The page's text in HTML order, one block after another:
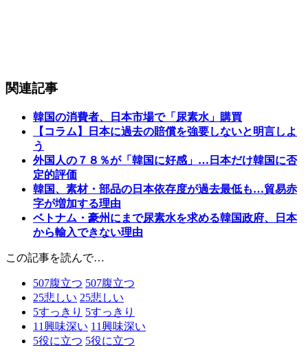
関連記事
韓国の消費者、日本市場で「尿素水」購買
【コラム】日本に過去の賠償を強要しないと明言しよ
う
外国人の７８％が「韓国に好感」…日本だけ韓国に否
定的評価
韓国、素材・部品の日本依存度が過去最低も…貿易赤
字が増加する理由
ベトナム・豪州にまで尿素水を求める韓国政府、日本
から輸入できない理由
この記事を読んで…
507腹立つ 507腹立つ
25悲しい 25悲しい
5すっきり 5すっきり
11興味深い 11興味深い
5役に立つ 5役に立つ